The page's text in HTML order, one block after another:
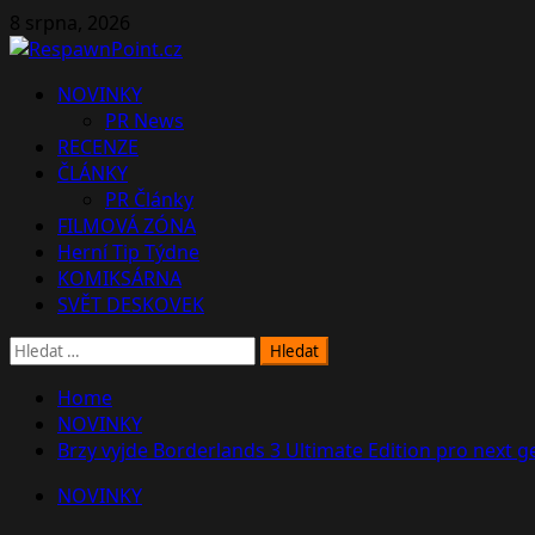
Skip
to
8 srpna, 2026
PrimaryNOVINKY
PR News
RECENZE
ČLÁNKY
PR Články
FILMOVÁ ZÓNA
Herní Tip Týdne
KOMIKSÁRNA
SVĚT DESKOVEK
Vyhledávání
Home
NOVINKY
Brzy vyjde Borderlands 3 Ultimate Edition pro next
NOVINKY